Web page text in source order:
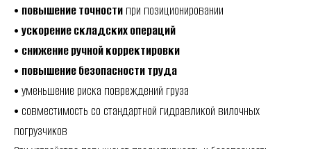
• повышение точности при позиционировании
• ускорение складских операций
• снижение ручной корректировки
• повышение безопасности труда
• уменьшение риска повреждений груза
• совместимость со стандартной гидравликой вилочных
погрузчиков